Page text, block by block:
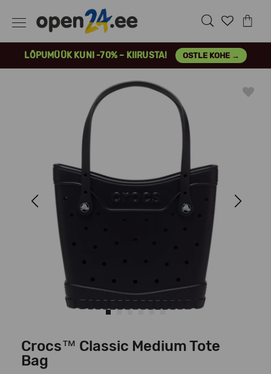
LÕPUMÜÜK KUNI -70% – KIIRUSTA! OSTLE KOHE →
Previous Next
Crocs™ Classic Medium Tote
Bag